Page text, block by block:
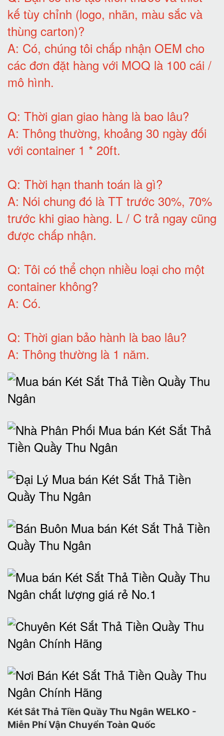
kế tùy chỉnh (logo, nhãn, màu sắc và
thùng carton)?
A: Có, chúng tôi chấp nhận OEM cho
các đơn đặt hàng với MOQ là 100 cái /
mô hình.
Q: Thời gian giao hàng là bao lâu?
A: Thông thường, khoảng 30 ngày đối
với container 1 * 20ft.
Q: Thời hạn thanh toán là gì?
A: Nói chung đó là TT trước 30%, 70%
trước khi giao hàng. L / C trả ngay cũng
được chấp nhận.
Q: Tôi có thể chọn nhiều loại cho một
container không?
A: Có.
Q: Thời gian bảo hành là bao lâu?
A: Thông thường là 1 năm.
Két Sắt Thả Tiền Quầy Thu Ngân WELKO -
Miễn Phí Vận Chuyển Toàn Quốc